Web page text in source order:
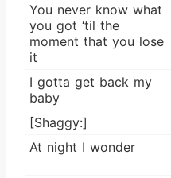
You never know what
you got ‘til the
moment that you lose
it
I gotta get back my
baby
[Shaggy:]
At night I wonder